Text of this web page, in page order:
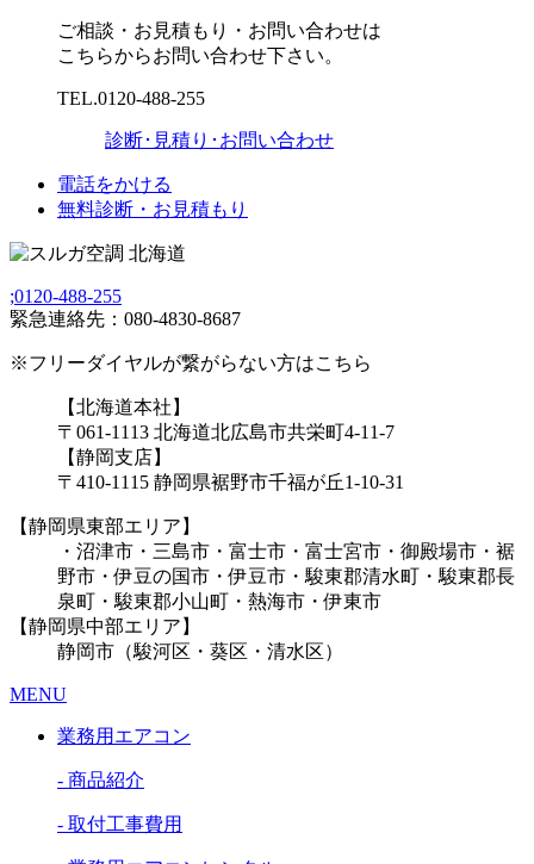
ご相談・お見積もり・お問い合わせは
こちらからお問い合わせ下さい。
TEL.0120-488-255
診断･見積り･お問い合わせ
電話をかける
無料診断・お見積もり
;0120-488-255
緊急連絡先：080-4830-8687
※フリーダイヤルが繋がらない方はこちら
【北海道本社】
〒061-1113 北海道北広島市共栄町4-11-7
【静岡支店】
〒410-1115 静岡県裾野市千福が丘1-10-31
【静岡県東部エリア】
・沼津市・三島市・富士市・富士宮市・御殿場市・裾
野市・伊豆の国市・伊豆市・駿東郡清水町・駿東郡長
泉町・駿東郡小山町・熱海市・伊東市
【静岡県中部エリア】
静岡市（駿河区・葵区・清水区）
MENU
業務用エアコン
- 商品紹介
- 取付工事費用